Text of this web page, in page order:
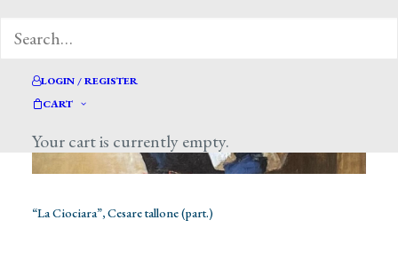
LOGIN / REGISTER
CART
Your cart is currently empty.
“La Ciociara”, Cesare tallone (part.)